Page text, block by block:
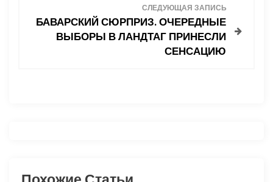
я
СЛЕДУЮЩАЯ ЗАПИСЬ
БАВАРСКИЙ СЮРПРИЗ. ОЧЕРЕДНЫЕ
ВЫБОРЫ В ЛАНДТАГ ПРИНЕСЛИ
СЕНСАЦИЮ